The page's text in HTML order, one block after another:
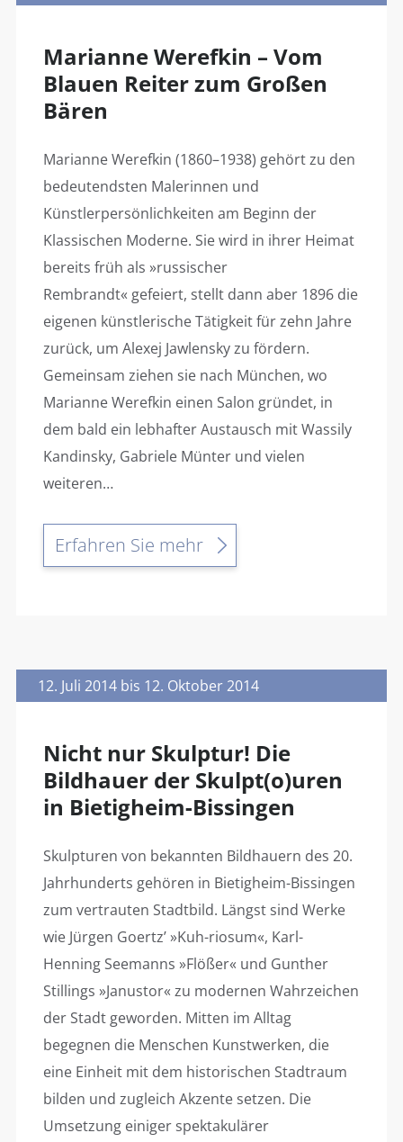
Marianne Werefkin – Vom
Blauen Reiter zum Großen
Bären
Marianne Werefkin (1860–1938) gehört zu den
bedeutendsten Malerinnen und
Künstlerpersönlichkeiten am Beginn der
Klassischen Moderne. Sie wird in ihrer Heimat
bereits früh als »russischer
Rembrandt« gefeiert, stellt dann aber 1896 die
eigenen künstlerische Tätigkeit für zehn Jahre
zurück, um Alexej Jawlensky zu fördern.
Gemeinsam ziehen sie nach München, wo
Marianne Werefkin einen Salon gründet, in
dem bald ein lebhafter Austausch mit Wassily
Kandinsky, Gabriele Münter und vielen
weiteren…
Erfahren Sie mehr
12. Juli 2014 bis 12. Oktober 2014
Nicht nur Skulptur! Die
Bildhauer der Skulpt(o)uren
in Bietigheim-Bissingen
Skulpturen von bekannten Bildhauern des 20.
Jahrhunderts gehören in Bietigheim-Bissingen
zum vertrauten Stadtbild. Längst sind Werke
wie Jürgen Goertz’ »Kuh-riosum«, Karl-
Henning Seemanns »Flößer« und Gunther
Stillings »Janustor« zu modernen Wahrzeichen
der Stadt geworden. Mitten im Alltag
begegnen die Menschen Kunstwerken, die
eine Einheit mit dem historischen Stadtraum
bilden und zugleich Akzente setzen. Die
Umsetzung einiger spektakulärer